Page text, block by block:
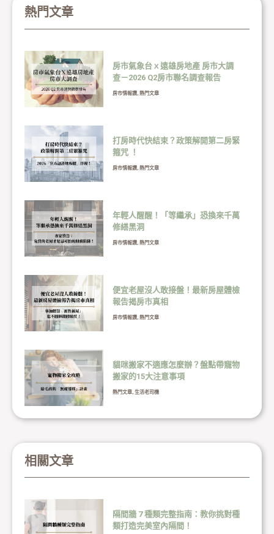
熱門文章
房市氣象台ｘ遠雄房地產 房市大調
查－2026 Q2房市聯名調查報告
房市情報讚, 熱門文章
打房時代快結束？政策解開第二房緊
箍咒 ！
房市情報讚, 熱門文章
年輕人醒醒！「等繼承」恐換來千萬
修繕黑洞
房市情報讚, 熱門文章
便宜老屋沒人敢接盤！最新房屋體檢
報告揭房市真相
房市情報讚, 熱門文章
貓咪搬家不適應怎麼辦？盤點帶寵物
搬家的15大注意事項
熱門文章, 生活老司機
相關文章
隔間牆 7 種類完整指南：教你挑對種
類打造完美室內隔間！